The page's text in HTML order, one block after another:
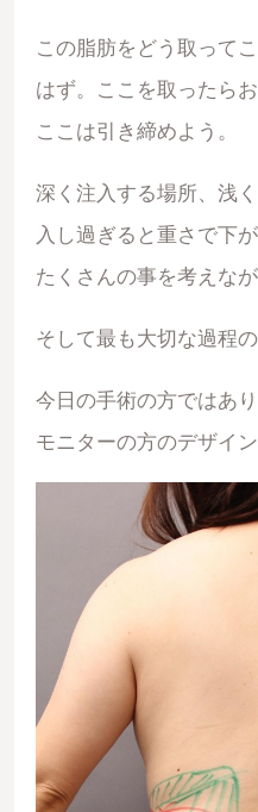
この脂肪をどう取って
はず。ここを取ったら
ここは引き締めよう。
深く注入する場所、浅
入し過ぎると重さで下
たくさんの事を考えな
そして最も大切な過程
今日の手術の方ではあ
モニターの方のデザイ